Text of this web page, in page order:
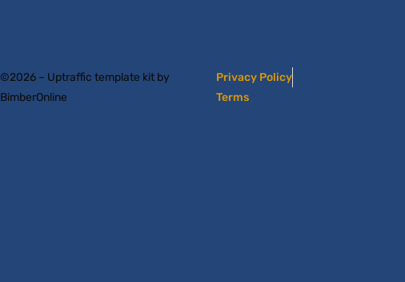
©2026 – Uptraffic template kit by
BimberOnline
Privacy Policy
Terms